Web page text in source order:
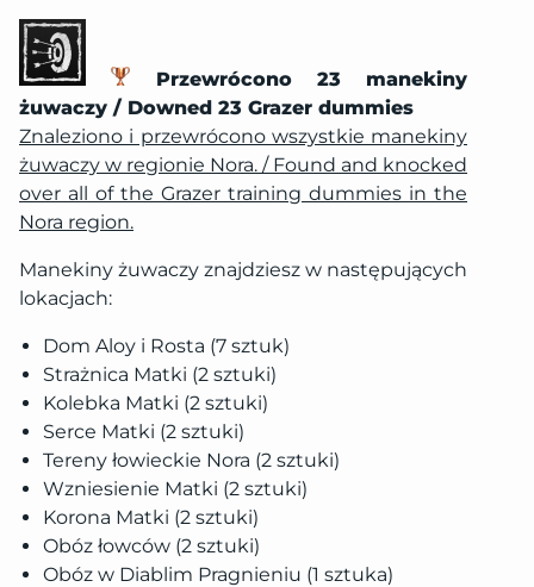
Przewrócono 23 manekiny
żuwaczy / Downed 23 Grazer dummies
Znaleziono i przewrócono wszystkie manekiny
żuwaczy w regionie Nora. / Found and knocked
over all of the Grazer training dummies in the
Nora region.
Manekiny żuwaczy znajdziesz w następujących
lokacjach:
Dom Aloy i Rosta (7 sztuk)
Strażnica Matki (2 sztuki)
Kolebka Matki (2 sztuki)
Serce Matki (2 sztuki)
Tereny łowieckie Nora (2 sztuki)
Wzniesienie Matki (2 sztuki)
Korona Matki (2 sztuki)
Obóz łowców (2 sztuki)
Obóz w Diablim Pragnieniu (1 sztuka)